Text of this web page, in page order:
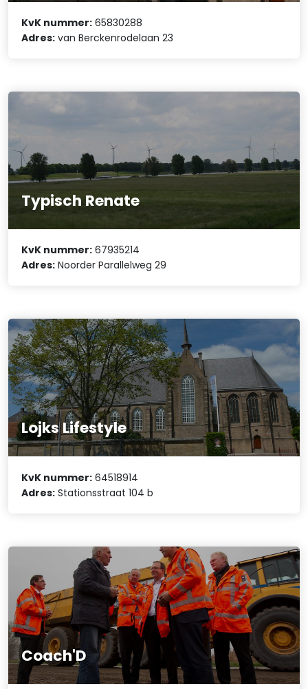
KvK nummer: 65830288
Adres: van Berckenrodelaan 23
Typisch Renate
KvK nummer: 67935214
Adres: Noorder Parallelweg 29
Lojks Lifestyle
KvK nummer: 64518914
Adres: Stationsstraat 104 b
Coach'D